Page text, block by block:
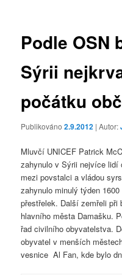
Podle OSN
Sýrii
počátku
Publikováno2.9.2012 | Autor:
Mluvčí UNICEF Patrick
zahynulo v Sýrii nejvíce lidí
mezi povstalci a vládou
zahynulo minulý týden
přestřelek. Další zemřeli
hlavního města Damašku.
řad civilního obyvatelstva.
obyvatel v menších
vesnice Al Fan, kde bylo